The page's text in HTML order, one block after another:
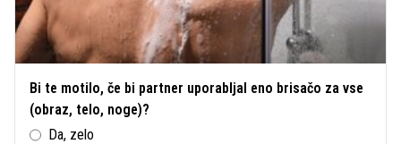
Bi te motilo, če bi partner uporabljal eno brisačo za vse
(obraz, telo, noge)?
Da, zelo